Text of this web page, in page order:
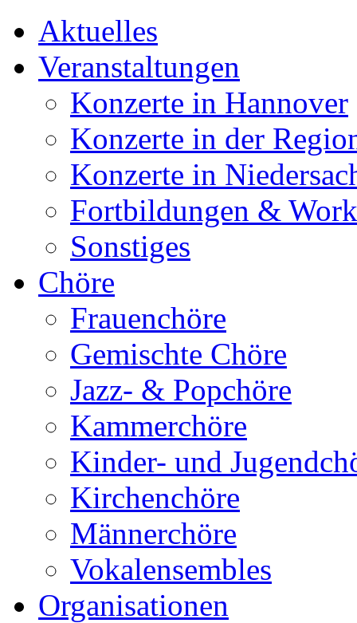
Aktuelles
Veranstaltungen
Konzerte in Hannover
Konzerte in der
Konzerte in
Fortbildungen &
Sonstiges
Chöre
Frauenchöre
Gemischte Chöre
Jazz- & Popchöre
Kammerchöre
Kinder- und
Kirchenchöre
Männerchöre
Vokalensembles
Organisationen